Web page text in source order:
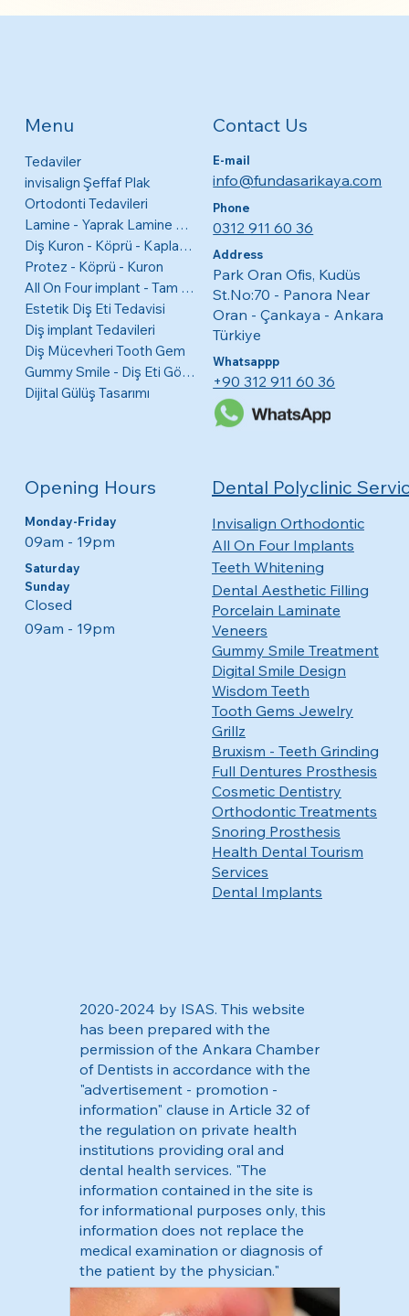
Menu
Tedaviler
invisalign Şeffaf Plak
Ortodonti Tedavileri
Lamine - Yaprak Lamine Diş Kaplamaları
Diş Kuron - Köprü - Kaplama
Protez - Köprü - Kuron
All On Four implant - Tam Ağız
Estetik Diş Eti Tedavisi
Diş implant Tedavileri
Diş Mücevheri Tooth Gem
Gummy Smile - Diş Eti Görünme Tedavisi
Dijital Gülüş Tasarımı
Contact Us
E-mail
info@fundasarikaya.com
Phone
0312 911 60 36
Address
Park Oran Ofis, Kudüs
St.No:70 - Panora Near
Oran - Çankaya - Ankara
Türkiye
Whatsappp
+90 312 911 60 36
Opening Hours
Monday-Friday
Sunday
09am - 19pm​​
​​Saturday
Closed
09am - 19pm
Dental Polyclinic
Invisalign Orthodontic
All On Four Implants
Teeth Whitening
Dental Aesthetic Filling
Porcelain Laminate
Veneers
Gummy Smile Treatment
Digital Smile Design
Wisdom Teeth
Tooth Gems Jewelry
Grillz
Bruxism - Teeth Grinding
Full Dentures Prosthesis
Cosmetic Dentistry
Orthodontic Treatments
Snoring Prosthesis
Health Dental Tourism
Services
Dental Implants
2020-2024 by ISAS. This website
has been prepared with the
permission of the Ankara Chamber
of Dentists in accordance with the
"advertisement - promotion -
information" clause in Article 32 of
the regulation on private health
institutions providing oral and
dental health services. "The
information contained in the site is
for informational purposes only, this
information does not replace the
medical examination or diagnosis of
the patient by the physician."